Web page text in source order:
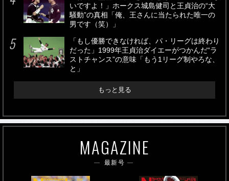
いですよ！」ホークス城島健司と王貞治の“大
騒動”の真相「俺、王さんに当たられた唯一の
男です（笑）」
「もし優勝できなければ、パ・リーグは終わり
だった」1999年王貞治ダイエーがつかんだ“ラ
ストチャンス”の意味「もう1リーグ制やろな、
と」
もっと見る
MAGAZINE
最新号